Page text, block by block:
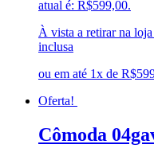
atual é: R$599,00.
À vista a retirar na
inclusa
ou em até 1x de
Oferta!
Cômoda